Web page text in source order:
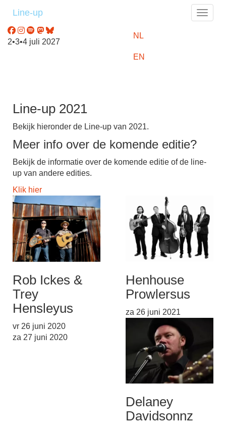
Line-up
2•3•4 juli 2027
NL
EN
Line-up 2021
Bekijk hieronder de Line-up van 2021.
Meer info over de komende editie?
Bekijk de informatie over de komende editie of de line-
up van andere edities.
Klik hier
Rob Ickes &
Trey
Hensleyus
vr 26 juni 2020
za 27 juni 2020
Henhouse
Prowlersus
za 26 juni 2021
Delaney
Davidsonnz